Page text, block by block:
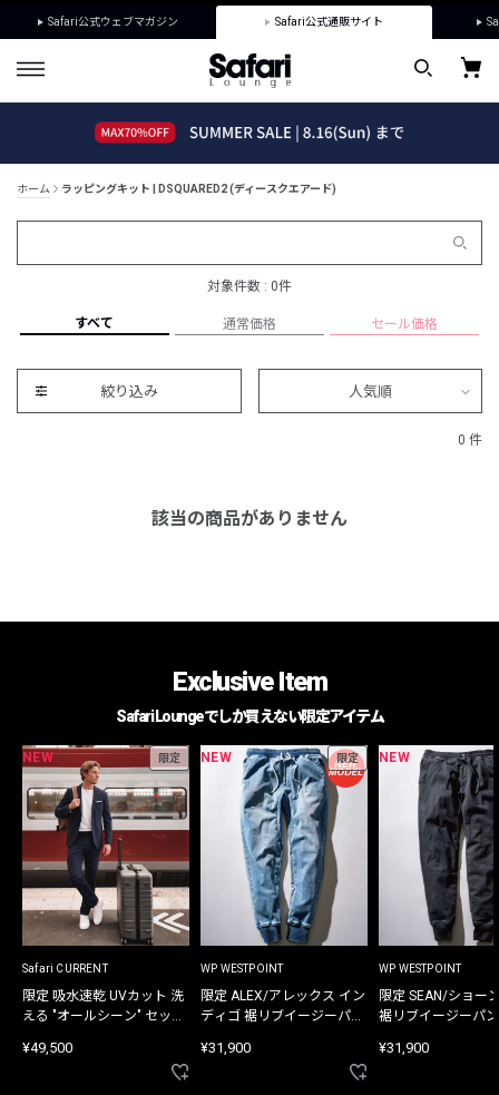
Safari公式ウェブマガジン Safari公式通販サイト
ホーム ラッピングキット | DSQUARED2 (ディースクエアード)
対象件数 : 0件
すべて 通常価格 セール価格
絞り込み 人気順
0 件
該当の商品がありません
Exclusive Item
Safari Loungeでしか買えない限定アイテム
NEW 限定
Safari CURRENT
限定 吸水速乾 UVカット 洗
える "オールシーン" セット
¥49,500
NEW 限定
WP WESTPOINT
限定 ALEX/アレックス イン
ディゴ 裾リブイージーパン
¥31,900
NEW
WP WESTPOINT
限定 SEAN/ショー
裾リブイージーパ
¥31,900